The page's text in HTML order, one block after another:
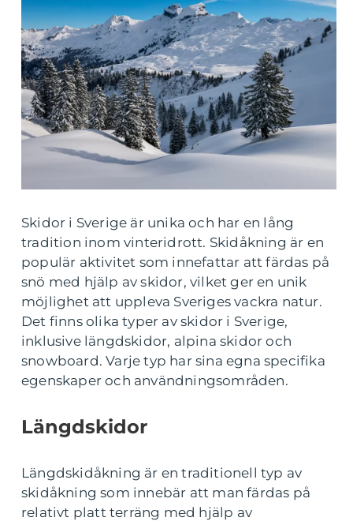
Skidor i Sverige är unika och har en lång
tradition inom vinteridrott. Skidåkning är en
populär aktivitet som innefattar att färdas på
snö med hjälp av skidor, vilket ger en unik
möjlighet att uppleva Sveriges vackra natur.
Det finns olika typer av skidor i Sverige,
inklusive längdskidor, alpina skidor och
snowboard. Varje typ har sina egna specifika
egenskaper och användningsområden.
Längdskidor
Längdskidåkning är en traditionell typ av
skidåkning som innebär att man färdas på
relativt platt terräng med hjälp av